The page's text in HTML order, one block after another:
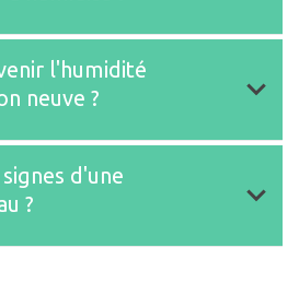
sonore
ne couvre généralement pas
structurels
l'humidité
neuve ?
rigoureuse de l'humidité
d'une
?